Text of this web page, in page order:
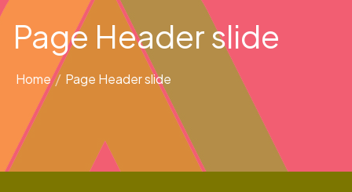
Page Header slide
Home / Page Header slide